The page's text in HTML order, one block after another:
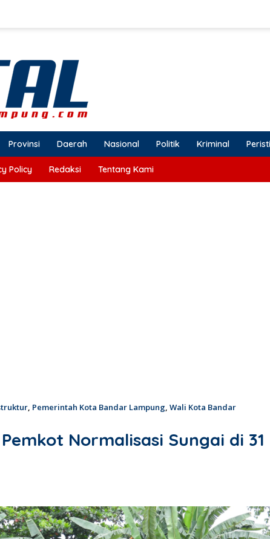
Provinsi Daerah Nasional Politik Kriminal
Policy Redaksi Tentang Kami
, Pemerintah Kota Bandar Lampung, Wali Kota Bandar
Normalisasi Sungai di 31